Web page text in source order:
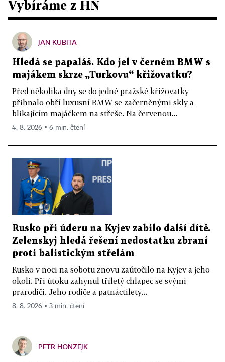
Vybíráme z HN
JAN KUBITA
Hledá se papaláš. Kdo jel v černém BMW s
majákem skrze „Turkovu“ křižovatku?
Před několika dny se do jedné pražské křižovatky
přihnalo obří luxusní BMW se začerněnými skly a
blikajícím majáčkem na střeše. Na červenou...
4. 8. 2026 ▪ 6 min. čtení
Rusko při úderu na Kyjev zabilo další dítě.
Zelenskyj hledá řešení nedostatku zbraní
proti balistickým střelám
Rusko v noci na sobotu znovu zaútočilo na Kyjev a jeho
okolí. Při útoku zahynul tříletý chlapec se svými
prarodiči. Jeho rodiče a patnáctiletý...
8. 8. 2026 ▪ 3 min. čtení
PETR HONZEJK